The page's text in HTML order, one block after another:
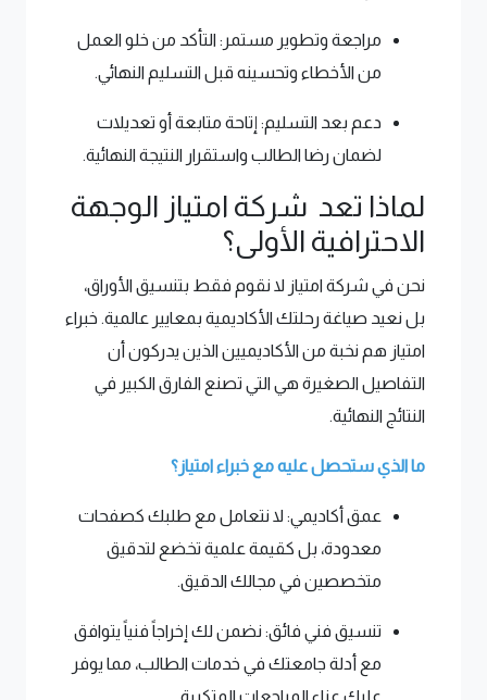
مراجعة وتطوير مستمر: التأكد من خلو العمل
من الأخطاء وتحسينه قبل التسليم النهائي.
دعم بعد التسليم: إتاحة متابعة أو تعديلات
لضمان رضا الطالب واستقرار النتيجة النهائية.
لماذا تعد شركة امتياز الوجهة
الاحترافية الأولى؟
نحن في شركة امتياز لا نقوم فقط بتنسيق الأوراق،
بل نعيد صياغة رحلتك الأكاديمية بمعايير عالمية. خبراء
امتياز هم نخبة من الأكاديميين الذين يدركون أن
التفاصيل الصغيرة هي التي تصنع الفارق الكبير في
النتائج النهائية.
ما الذي ستحصل عليه مع خبراء امتياز؟
عمق أكاديمي: لا نتعامل مع طلبك كصفحات
معدودة، بل كقيمة علمية تخضع لتدقيق
متخصصين في مجالك الدقيق.
تنسيق فني فائق: نضمن لك إخراجاً فنياً يتوافق
مع أدلة جامعتك في خدمات الطالب، مما يوفر
عليك عناء المراجعات المتكررة.